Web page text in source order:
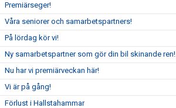
Premiärseger!
Våra seniorer och samarbetspartners!
På lördag kör vi!
Ny samarbetspartner som gör din bil skinande ren!
Nu har vi premiärveckan här!
Vi är på gång!
Förlust i Hallstahammar